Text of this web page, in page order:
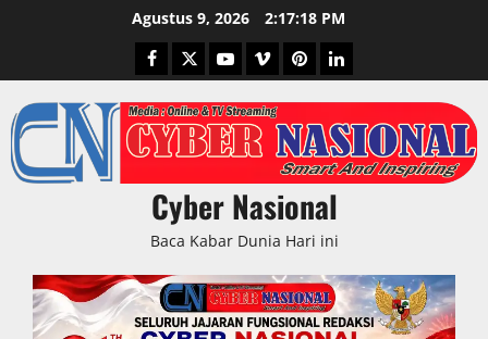
Agustus 9, 2026 2:17:19 PM
Facebook
TwitterYoutubeVimeoPinterestLinkedIn
Cyber Nasional
Baca Kabar Dunia Hari ini